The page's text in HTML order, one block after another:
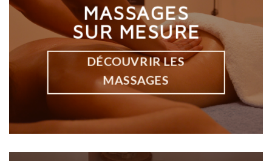
MASSAGES
SUR MESURE
DÉCOUVRIR LES
MASSAGES